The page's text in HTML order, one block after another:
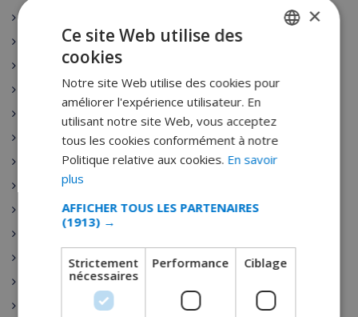
Menorca
Costa Dorada
Gran Canaria
Calonge
DUTCH
SPANISH
GERMAN
DANISH
×
Ce site Web utilise des
cookies
Notre site Web utilise des cookies pour
améliorer l'expérience utilisateur. En
utilisant notre site Web, vous acceptez
tous les cookies conformément à notre
Politique relative aux cookies. En savoir
plus
AFFICHER TOUS LES PARTENAIRES
(1913) →
Strictement
nécessaires
Performance Ciblage